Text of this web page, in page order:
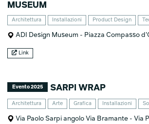
MUSEUM
Architettura Installazioni Product Design
ADI Design Museum - Piazza Compasso
Link
Evento 2025 SARPI WRAP
Architettura Arte Grafica Installazioni
Via Paolo Sarpi angolo Via Bramante - Via